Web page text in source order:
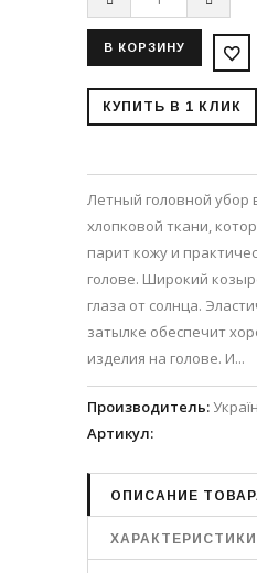
КУПИТЬ В 1 КЛИК
Летный головной убор
хлопковой ткани,
парит кожу и
голове. Широкий
глаза от солнца.
затылке обеспечит
изделия на голове. И...
Производитель:
Артикул:
ОПИСАНИЕ
ХАРАКТЕРИСТИКИ